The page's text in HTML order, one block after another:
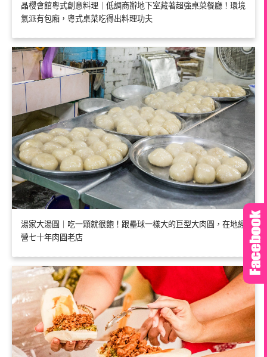
晶櫻會館粵式創意料理｜低調商辦地下室藏著超強桌菜餐廳！環境
氣派有包廂，粵式桌菜吃得出料理功夫
湯家大湯圓｜吃一顆就很飽！跟壘球一樣大的巨型大肉圓，在地經
營七十年肉圓老店